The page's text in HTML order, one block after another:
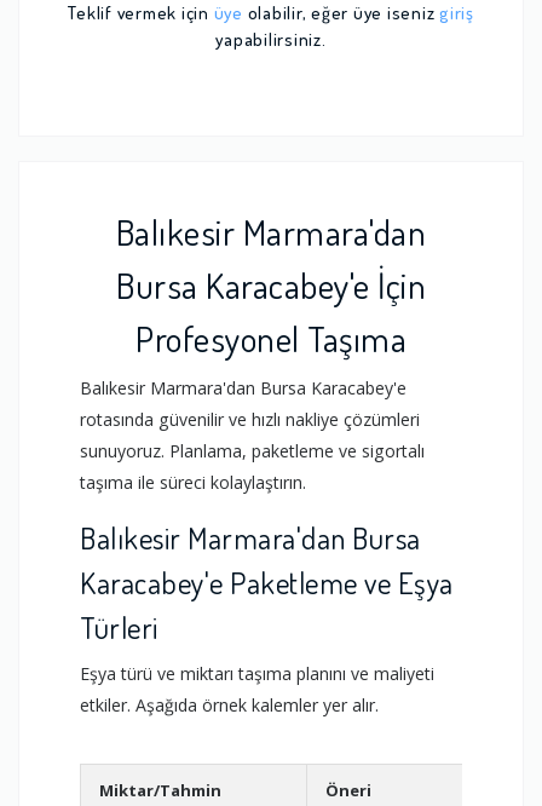
Teklif vermek için üye olabilir, eğer üye iseniz giriş
yapabilirsiniz.
Balıkesir Marmara'dan
Bursa Karacabey'e İçin
Profesyonel Taşıma
Balıkesir Marmara'dan Bursa Karacabey'e
rotasında güvenilir ve hızlı nakliye çözümleri
sunuyoruz. Planlama, paketleme ve sigortalı
taşıma ile süreci kolaylaştırın.
Balıkesir Marmara'dan Bursa
Karacabey'e Paketleme ve Eşya
Türleri
Eşya türü ve miktarı taşıma planını ve maliyeti
etkiler. Aşağıda örnek kalemler yer alır.
Miktar/Tahmin Öneri